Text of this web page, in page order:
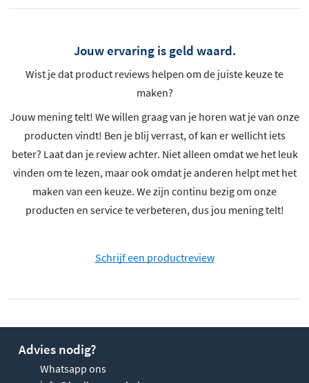
Jouw ervaring is geld waard.
Wist je dat product reviews helpen om de juiste keuze te
maken?
Jouw mening telt! We willen graag van je horen wat je van onze
producten vindt! Ben je blij verrast, of kan er wellicht iets
beter? Laat dan je review achter. Niet alleen omdat we het leuk
vinden om te lezen, maar ook omdat je anderen helpt met het
maken van een keuze. We zijn continu bezig om onze
producten en service te verbeteren, dus jou mening telt!
Schrijf een productreview
Advies nodig?
Whatsapp ons